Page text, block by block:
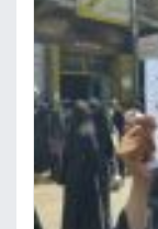
بنا
البحث